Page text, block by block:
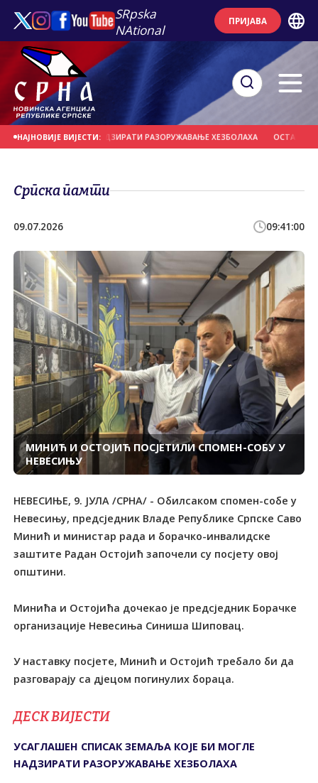
SRpska
NAtional
ПРИЈАВА
НАЈНОВИЈЕ ВИЈЕСТИ:
БИ МОГЛЕ НАДЗИРАТИ РАЗОРУЖАВАЊЕ ХЕЗБОЛАХА ОСТАЦИ
Српска памти
09.07.2026 09:41:00
МИНИЋ И ОСТОЈИЋ ПОСЈЕТИЛИ СПОМЕН-СОБУ У
НЕВЕСИЊУ
НЕВЕСИЊЕ, 9. ЈУЛА /СРНА/ - Обилсаком спомен-собе у
Невесињу, предсједник Владе Републике Српске Саво
Минић и министар рада и борачко-инвалидске
заштите Радан Остојић започели су посјету овој
општини.
Минића и Остојића дочекао је предсједник Борачке
организације Невесиња Синиша Шиповац.
У наставку посјете, Минић и Остојић требало би да
разговарају са дјецом погинулих бораца.
ДЕСК ВИЈЕСТИ
УСАГЛАШЕН СПИСАК ЗЕМАЉА КОЈЕ БИ МОГЛЕ
НАДЗИРАТИ РАЗОРУЖАВАЊЕ ХЕЗБОЛАХА